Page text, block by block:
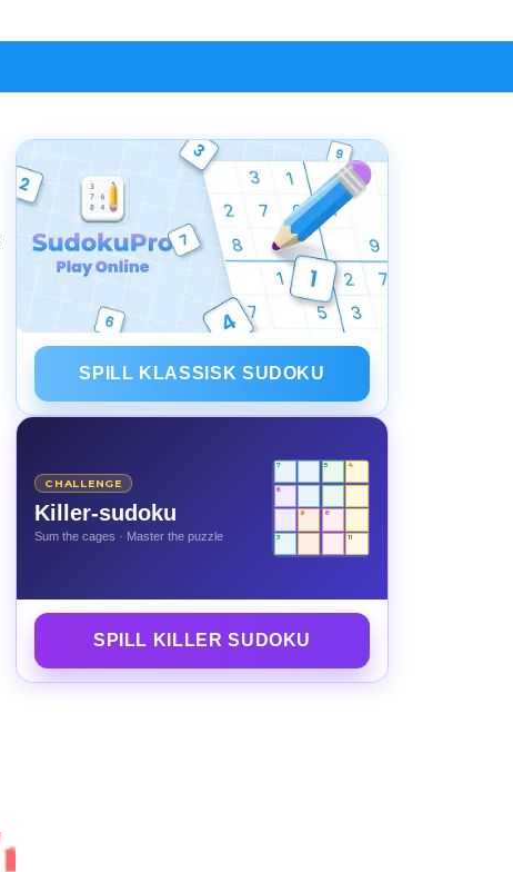
SPILL KLASSISK SUDOKU
CHALLENGE
Killer-sudoku
Sum the cages · Master the puzzle
7 5 4
6
9 8
3 11
SPILL KILLER SUDOKU